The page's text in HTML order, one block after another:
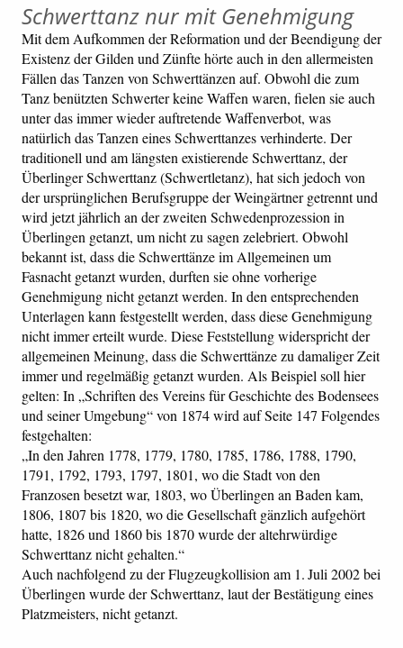
Schwerttanz nur mit Genehmigung
Mit dem Aufkommen der Reformation und der Beendigung der
Existenz der Gilden und Zünfte hörte auch in den allermeisten
Fällen das Tanzen von Schwerttänzen auf. Obwohl die zum
Tanz benützten Schwerter keine Waffen waren, fielen sie auch
unter das immer wieder auftretende Waffenverbot, was
natürlich das Tanzen eines Schwerttanzes verhinderte. Der
traditionell und am längsten existierende Schwerttanz, der
Überlinger Schwerttanz (Schwertletanz), hat sich jedoch von
der ursprünglichen Berufsgruppe der Weingärtner getrennt und
wird jetzt jährlich an der zweiten Schwedenprozession in
Überlingen getanzt, um nicht zu sagen zelebriert. Obwohl
bekannt ist, dass die Schwerttänze im Allgemeinen um
Fasnacht getanzt wurden, durften sie ohne vorherige
Genehmigung nicht getanzt werden. In den entsprechenden
Unterlagen kann festgestellt werden, dass diese Genehmigung
nicht immer erteilt wurde. Diese Feststellung widerspricht der
allgemeinen Meinung, dass die Schwerttänze zu damaliger Zeit
immer und regelmäßig getanzt wurden. Als Beispiel soll hier
gelten: In „Schriften des Vereins für Geschichte des Bodensees
und seiner Umgebung“ von 1874 wird auf Seite 147 Folgendes
festgehalten:
„In den Jahren 1778, 1779, 1780, 1785, 1786, 1788, 1790,
1791, 1792, 1793, 1797, 1801, wo die Stadt von den
Franzosen besetzt war, 1803, wo Überlingen an Baden kam,
1806, 1807 bis 1820, wo die Gesellschaft gänzlich aufgehört
hatte, 1826 und 1860 bis 1870 wurde der altehrwürdige
Schwerttanz nicht gehalten.“
Auch nachfolgend zu der Flugzeugkollision am 1. Juli 2002 bei
Überlingen wurde der Schwerttanz, laut der Bestätigung eines
Platzmeisters, nicht getanzt.